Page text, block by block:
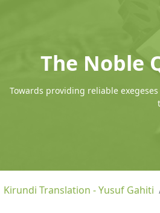
The Noble
Towards providing reliable
Kirundi Translation - Yusuf Gahiti